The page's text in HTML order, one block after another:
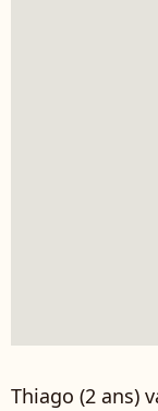
Thiago (2 ans)